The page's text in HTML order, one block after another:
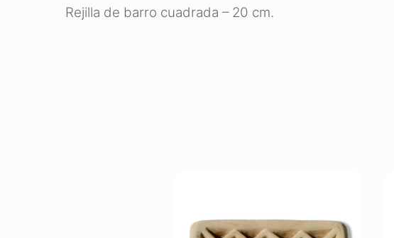
Rejilla de barro cuadrada – 20 cm.